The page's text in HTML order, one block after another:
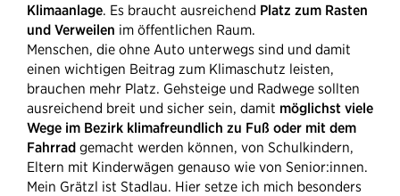
Klimaanlage. Es braucht ausreichend Platz zum Rasten
und Verweilen im öffentlichen Raum.
Menschen, die ohne Auto unterwegs sind und damit
einen wichtigen Beitrag zum Klimaschutz leisten,
brauchen mehr Platz. Gehsteige und Radwege sollten
ausreichend breit und sicher sein, damit möglichst viele
Wege im Bezirk klimafreundlich zu Fuß oder mit dem
Fahrrad gemacht werden können, von Schulkindern,
Eltern mit Kinderwägen genauso wie von Senior:innen.
Mein Grätzl ist Stadlau. Hier setze ich mich besonders